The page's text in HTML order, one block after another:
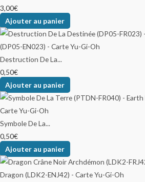
3,00€
Ajouter au panier
Destruction De La...
0,50€
Ajouter au panier
Symbole De La...
0,50€
Ajouter au panier